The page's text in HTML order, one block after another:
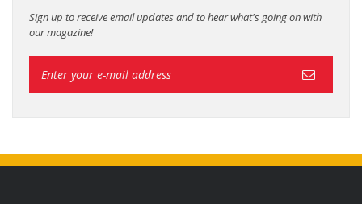
Sign up to receive email updates and to hear what's going on with
our magazine!